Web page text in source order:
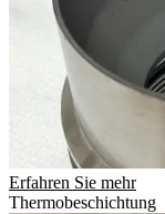
Erfahren Sie mehr
Thermobeschichtung